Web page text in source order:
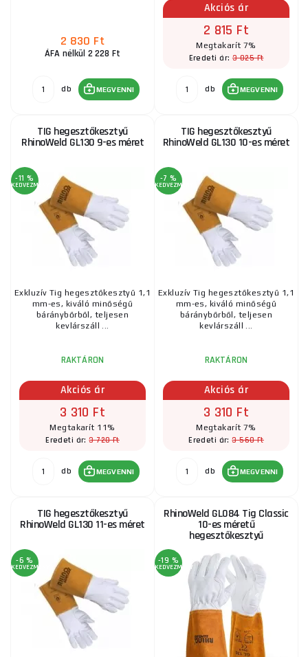
CXS PATON hegesztőkesztyűk, kék, 11-es méret
RAKTÁRON MEGVENNI 2 295 Ft
RAKTÁRON 2 830 Ft
TIG hegesztőkesztyű RhinoWeld GL084 11-es méret
RAKTÁRON a szállítónál
MEGVENNI 2 580 Ft
TIG hegesztőkesztyű RhinoWeld GL084 10-es
méret
RAKTÁRON 2 815 Ft
TIG hegesztőkesztyű RhinoWeld GL130 11-es méret
RAKTÁRON 3 365 Ft
RhinoWeld GL124 hegesztőkesztyű 10-es méret
RAKTÁRON a szállítónál
MEGVENNI 10 265 Ft
2 830 Ft
ÁFA nélkül 2 228 Ft
db MEGVENNI
Akciós ár
2 815 Ft
Megtakarít 7%
Eredeti ár:3 025 Ft
db MEGVENNI
TIG hegesztőkesztyű
RhinoWeld GL130 9-es méret
-11 %
KEDVEZMÉNY
Exkluzív Tig hegesztőkesztyű 1,1
mm-es, kiváló minőségű
báránybőrből, teljesen
kevlárszáll ...
RAKTÁRON
Akciós ár
3 310 Ft
Megtakarít 11%
Eredeti ár:3 720 Ft
db MEGVENNI
TIG hegesztőkesztyű
RhinoWeld GL130 10-es méret
-7 %
KEDVEZMÉNY
Exkluzív Tig hegesztőkesztyű 1,1
mm-es, kiváló minőségű
báránybőrből, teljesen
kevlárszáll ...
RAKTÁRON
Akciós ár
3 310 Ft
Megtakarít 7%
Eredeti ár:3 560 Ft
db MEGVENNI
TIG hegesztőkesztyű
RhinoWeld GL130 11-es méret
-6 %
KEDVEZMÉNY
RhinoWeld GL084 Tig Classic
10-es méretű
hegesztőkesztyű
-19 %
KEDVEZMÉNY